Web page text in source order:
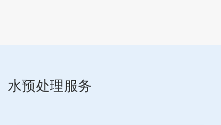
水预处理服务